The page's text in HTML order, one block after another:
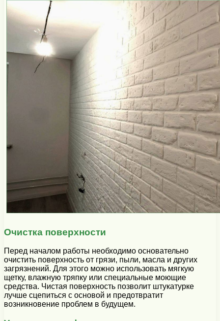
Очистка поверхности
Перед началом работы необходимо основательно
очистить поверхность от грязи, пыли, масла и других
загрязнений. Для этого можно использовать мягкую
щетку, влажную тряпку или специальные моющие
средства. Чистая поверхность позволит штукатурке
лучше сцепиться с основой и предотвратит
возникновение проблем в будущем.